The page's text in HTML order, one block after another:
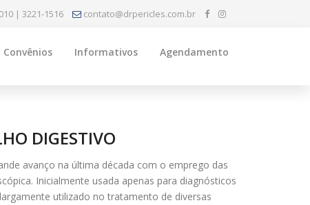
| 3221-1516 contato@drpericles.com.br
Convênios Informativos Agendamento
DIGESTIVO
avanço na última década com o emprego das
Inicialmente usada apenas para diagnósticos
utilizado no tratamento de diversas